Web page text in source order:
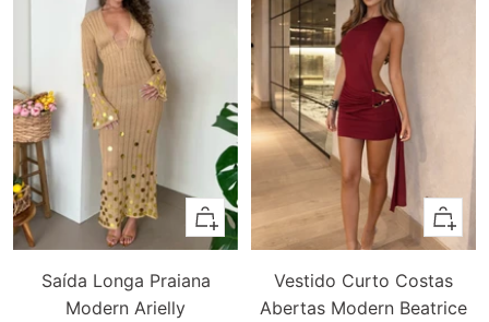
Adicionar
Saída Longa Praiana
Modern Arielly
Vestido Curto Costas
Abertas Modern Beatrice